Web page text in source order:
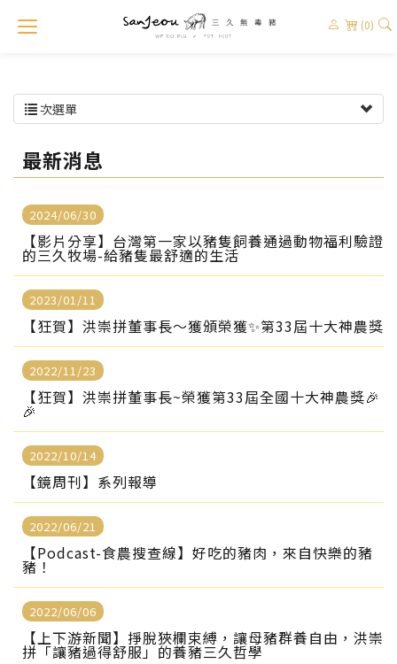
(0)
次選單
最新消息
2024/06/30
【影片分享】台灣第一家以豬隻飼養通過動物福利驗證
的三久牧場-給豬隻最舒適的生活
2023/01/11
【狂賀】洪崇拼董事長～獲頒榮獲✨第33屆十大神農獎
2022/11/23
【狂賀】洪崇拼董事長~榮獲第33屆全國十大神農獎🎉
🎉
2022/10/14
【鏡周刊】系列報導
2022/06/21
【Podcast-食農搜查線】好吃的豬肉，來自快樂的豬
豬！
2022/06/06
【上下游新聞】掙脫狹欄束縛，讓母豬群養自由，洪崇
拼「讓豬過得舒服」的養豬三久哲學